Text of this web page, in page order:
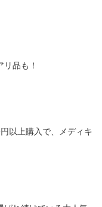
品も！
以上購入で、メディキ